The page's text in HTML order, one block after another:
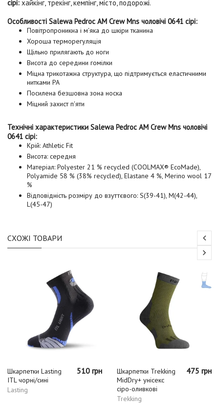
сірі: хайкінг, трекінг, кемпінг, місто, подорожі.
Особливості Salewa Pedroc AM Crew Mns чоловічі 0641 сірі:
Повітропроникна і м'яка до шкіри тканина
Хороша терморегуляція
Щільно прилягають до ноги
Висота до середини гомілки
Міцна трикотажна структура, що підтримується еластичними
нитками PA
Посилена безшовна зона носка
Міцний захист п'яти
Технічні характеристики Salewa Pedroc AM Crew Mns чоловічі
0641 сірі:
Крій: Athletic Fit
Висота: середня
Матеріал: Polyester 21 % recycled (COOLMAX® EcoMade),
Polyamide 58 % (38% recycled), Elastane 4 %, Merino wool 17
%
Відповідність розміру до взуттєвого: S(39-41), M(42-44),
L(45-47)
СХОЖІ ТОВАРИ
Шкарпетки Lasting
ITL чорні/сині
Lasting
510 грн
Шкарпетки Trekking
MidDry+ унісекс
сіро-оливкові
Trekking
475 грн